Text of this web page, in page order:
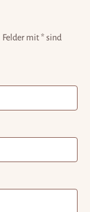
Felder mit * sind